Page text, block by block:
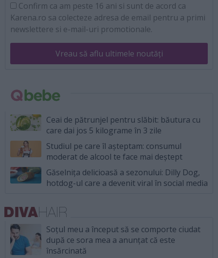
Confirm ca am peste 16 ani si sunt de acord ca
Karena.ro sa colecteze adresa de email pentru a primi
newslettere si e-mail-uri promotionale.
Vreau să aflu ultimele noutăți
Ceai de pătrunjel pentru slăbit: băutura cu
care dai jos 5 kilograme în 3 zile
Studiul pe care îl așteptam: consumul
moderat de alcool te face mai deștept
Găselnița delicioasă a sezonului: Dilly Dog,
hotdog-ul care a devenit viral în social media
Soțul meu a început să se comporte ciudat
după ce sora mea a anunțat că este
însărcinată